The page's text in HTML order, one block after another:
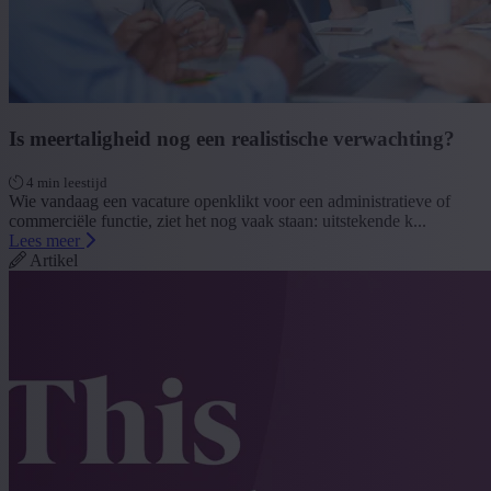
Is meertaligheid nog een realistische verwachting?
4 min leestijd
Wie vandaag een vacature openklikt voor een administratieve of
commerciële functie, ziet het nog vaak staan: uitstekende k...
Lees meer
Artikel